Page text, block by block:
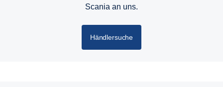
Scania an uns.
Händlersuche